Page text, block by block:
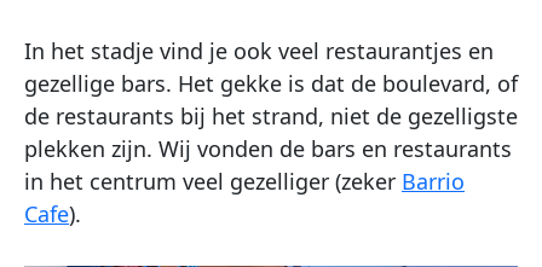
In het stadje vind je ook veel restaurantjes en
gezellige bars. Het gekke is dat de boulevard, of
de restaurants bij het strand, niet de gezelligste
plekken zijn. Wij vonden de bars en restaurants
in het centrum veel gezelliger (zeker Barrio
Cafe).